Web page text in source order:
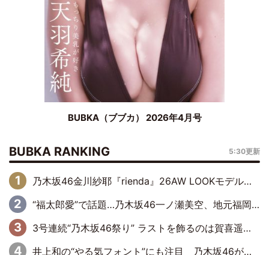
BUBKA（ブブカ） 2026年4月号
BUBKA RANKING 5:30更新
乃木坂46金川紗耶『rienda』26AW LOOKモデルに就任
“福太郎愛”で話題…乃木坂46一ノ瀬美空、地元福岡『めんべい25周年トップサポーター』に就任
3号連続“乃木坂46祭り” ラストを飾るのは賀喜遥香…5年ぶりの登場に「5年分大人になった私を見ていただけたら」
井上和の“やる気フォント”にも注目 乃木坂46が挑んだ書道パフォーマンスの舞台裏